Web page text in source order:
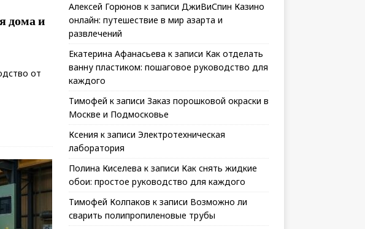
дома и
от
Алексей Горюнов к записи ДжиВиСпин Казино
онлайн: путешествие в мир азарта и
развлечений
Екатерина Афанасьева к записи Как отделать
ванну пластиком: пошаговое руководство для
каждого
Тимофей к записи Заказ порошковой окраски в
Москве и Подмосковье
Ксения к записи Электротехническая
лаборатория
Полина Киселева к записи Как снять жидкие
обои: простое руководство для каждого
Тимофей Колпаков к записи Возможно ли
сварить полипропиленовые трубы